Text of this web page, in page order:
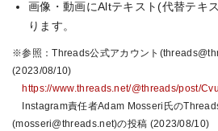
画像・動画にAltテキスト(代替テキ
ります。
※参照：Threads公式アカウント
(2023/08/10)
https://www.threads.net/@threads/post/
Instagram責任者Adam Mosseri氏の
(mosseri@threads.net)の投稿 (2023/08/10)